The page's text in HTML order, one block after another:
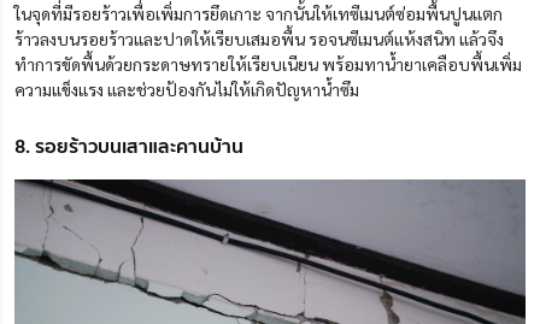
ในจุดที่มีรอยร้าวเพื่อเพิ่มการยึดเกาะ จากนั้นให้เทซีเมนต์ซ่อมพื้นปูนแตก
ร้าวลงบนรอยร้าวและปาดให้เรียบเสมอพื้น รอจนซีเมนต์แห้งสนิท แล้วจึง
ทำการขัดพื้นด้วยกระดาษทรายให้เรียบเนียน พร้อมทาน้ำยาเคลือบพื้นเพิ่ม
ความแข็งแรง และช่วยป้องกันไม่ให้เกิดปัญหาน้ำซึม
8. รอยร้าวบนเสาและคานบ้าน